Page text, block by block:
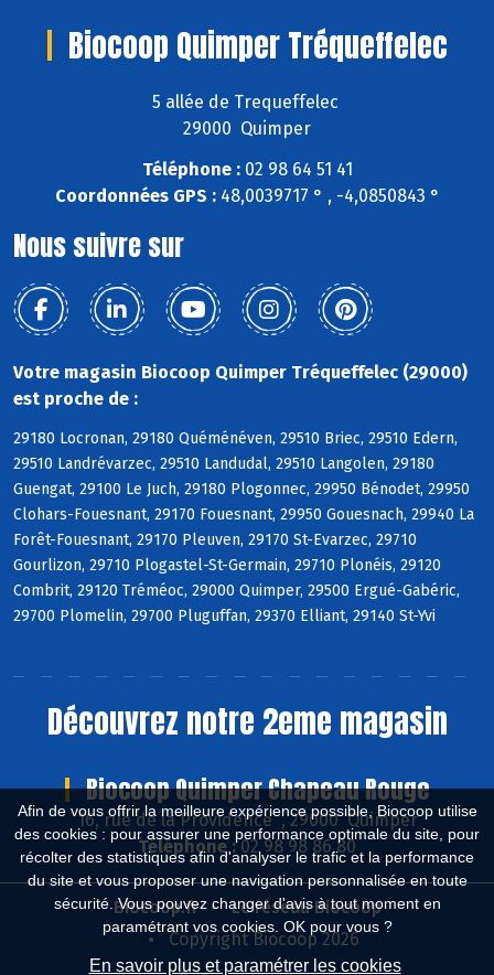
Afin de vous offrir la meilleure expérience possible, Biocoop utilise
des cookies : pour assurer une performance optimale du site, pour
récolter des statistiques afin d'analyser le trafic et la performance
du site et vous proposer une navigation personnalisée en toute
sécurité. Vous pouvez changer d'avis à tout moment en
paramétrant vos cookies. OK pour vous ?
En savoir plus et paramétrer les cookies
Biocoop Quimper Tréqueffelec
5 allée de Trequeffelec
29000 Quimper
Téléphone :02 98 64 51 41
Coordonnées GPS :48,0039717 ° , -4,0850843 °
Nous suivre sur
Votre magasin Biocoop Quimper Tréqueffelec (29000)
est proche de :
29180 Locronan, 29180 Quéménéven, 29510 Briec, 29510 Edern,
29510 Landrévarzec, 29510 Landudal, 29510 Langolen, 29180
Guengat, 29100 Le Juch, 29180 Plogonnec, 29950 Bénodet, 29950
Clohars-Fouesnant, 29170 Fouesnant, 29950 Gouesnach, 29940 La
Forêt-Fouesnant, 29170 Pleuven, 29170 St-Evarzec, 29710
Gourlizon, 29710 Plogastel-St-Germain, 29710 Plonéis, 29120
Combrit, 29120 Tréméoc, 29000 Quimper, 29500 Ergué-Gabéric,
29700 Plomelin, 29700 Pluguffan, 29370 Elliant, 29140 St-Yvi
Découvrez notre 2eme magasin
Biocoop Quimper Chapeau Rouge
16, rue de la Providence , 29000 Quimper
Téléphone :02 98 98 86 80
Biocoop.fr
Le réseau Biocoop
Copyright Biocoop 2026